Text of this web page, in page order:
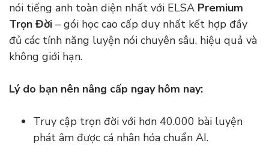
nói tiếng anh toàn diện nhất với ELSA Premium
Trọn Đời – gói học cao cấp duy nhất kết hợp đầy
đủ các tính năng luyện nói chuyên sâu, hiệu quả và
không giới hạn.
Lý do bạn nên nâng cấp ngay hôm nay:
Truy cập trọn đời với hơn 40.000 bài luyện
phát âm được cá nhân hóa chuẩn AI.